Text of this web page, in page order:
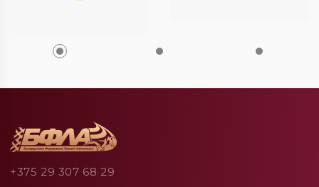
+375 29 307 68 29